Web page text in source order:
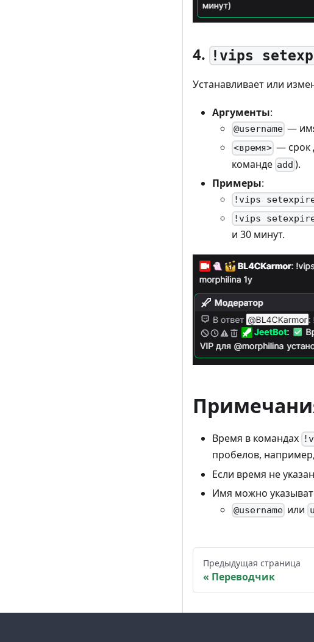
4. !vips
Устанавливает или
Аргументы:
@username —
<время> — срок
команде add ).
Примеры:
!vips setexpire
!vips setexpire
и 30 минут.
Время в командах
пробелов, например,
Если время не
Имя можно
@username или
Предыдущая страница
Переводчик